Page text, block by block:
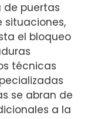
de puertas
el bloqueo
técnicas
se abran de
a la